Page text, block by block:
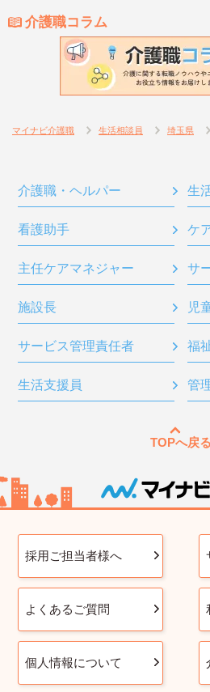
介護職コラム
マイナビ介護職 生活相談員 埼玉県
介護職・ヘルパー 生
看護助手 ケ
主任ケアマネジャー サ
施設長 児
サービス管理責任者 福
生活支援員 管
TOPへ戻る
採用ご担当者様へ
よくあるご質問
個人情報について